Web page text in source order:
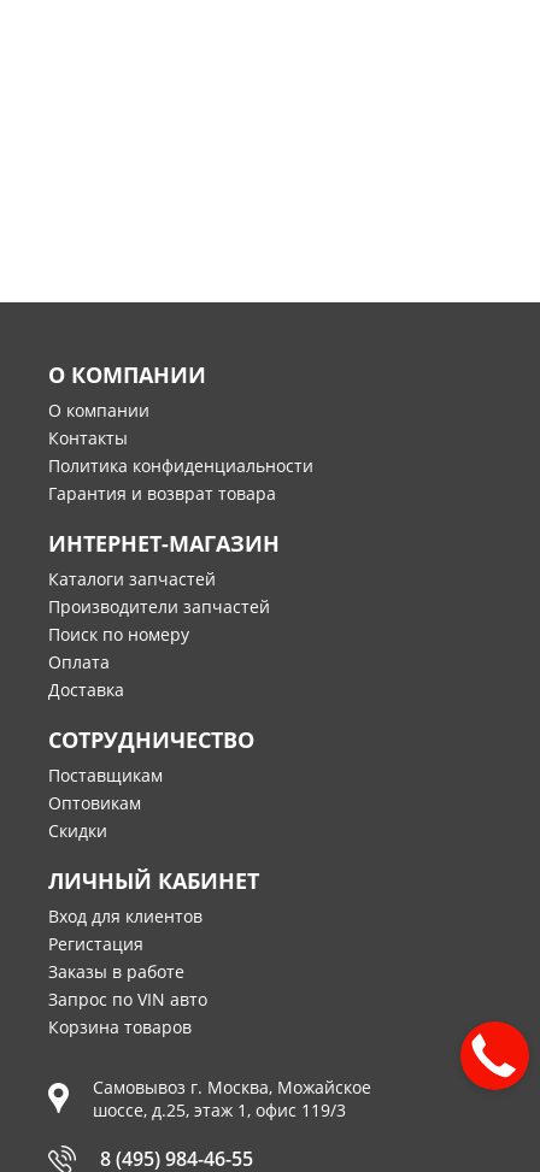
О КОМПАНИИ
О компании
Контакты
Политика конфиденциальности
Гарантия и возврат товара
ИНТЕРНЕТ-МАГАЗИН
Каталоги запчастей
Производители запчастей
Поиск по номеру
Оплата
Доставка
СОТРУДНИЧЕСТВО
Поставщикам
Оптовикам
Скидки
ЛИЧНЫЙ КАБИНЕТ
Вход для клиентов
Регистация
Заказы в работе
Запрос по VIN авто
Корзина товаров
Самовывоз г. Москва, Можайское
шоссе, д.25, этаж 1, офис 119/3
8 (495) 984-46-55